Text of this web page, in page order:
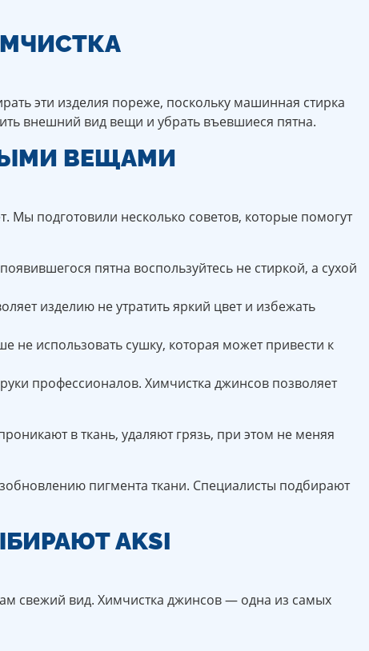
эти изделия пореже, поскольку машинная стирка
внешний вид вещи и убрать въевшиеся пятна.
ВЕЩАМИ
подготовили несколько советов, которые помогут
пятна воспользуйтесь не стиркой, а сухой
изделию не утратить яркий цвет и избежать
не использовать сушку, которая может привести к
профессионалов. Химчистка джинсов позволяет
в ткань, удаляют грязь, при этом не меняя
пигмента ткани. Специалисты подбирают
AKSI
свежий вид. Химчистка джинсов — одна из самых